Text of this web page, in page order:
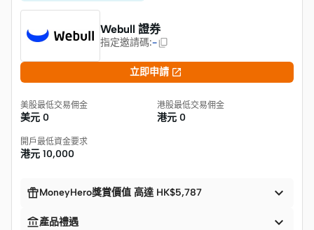
Webull 證券
指定邀請碼:-
立即申請 
美股最低交易佣金
美元 0
港股最低交易佣金
港元 0
開戶最低資金要求
港元 10,000
MoneyHero獎賞價值 高達 HK$5,787 
產品禮遇 